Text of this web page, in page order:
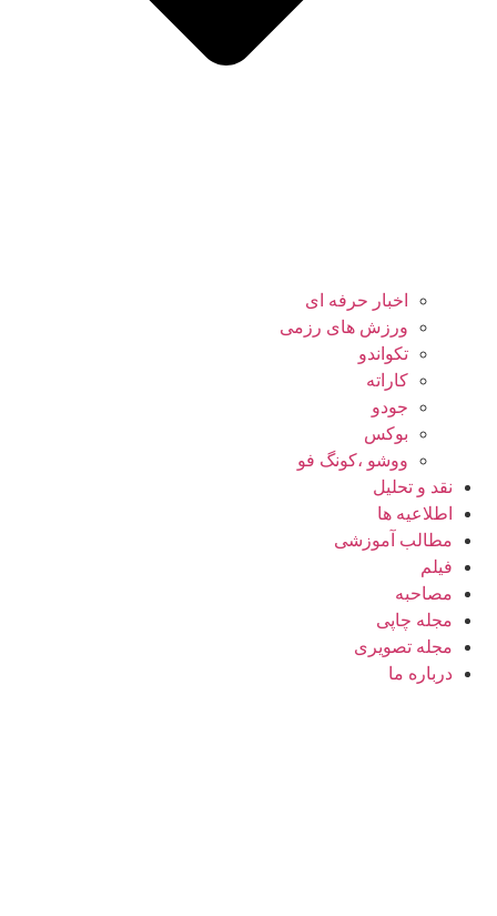
اخبار حرفه ای
ورزش های رزمی
تکواندو
کاراته
جودو
بوکس
ووشو ،کونگ فو
نقد و تحلیل
اطلاعیه ها
مطالب آموزشی
فیلم
مصاحبه
مجله چاپی
مجله تصویری
درباره ما